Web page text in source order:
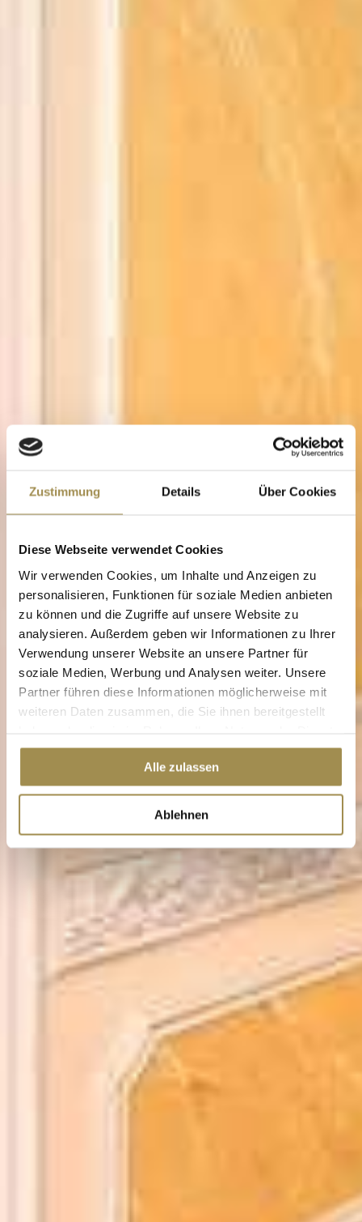
Zustimmung Details Über Cookies
Diese Webseite verwendet Cookies
Wir verwenden Cookies, um Inhalte und Anzeigen zu
personalisieren, Funktionen für soziale Medien anbieten
zu können und die Zugriffe auf unsere Website zu
analysieren. Außerdem geben wir Informationen zu Ihrer
Verwendung unserer Website an unsere Partner für
soziale Medien, Werbung und Analysen weiter. Unsere
Partner führen diese Informationen möglicherweise mit
weiteren Daten zusammen, die Sie ihnen bereitgestellt
gesammelt haben.
Alle zulassen
Ablehnen